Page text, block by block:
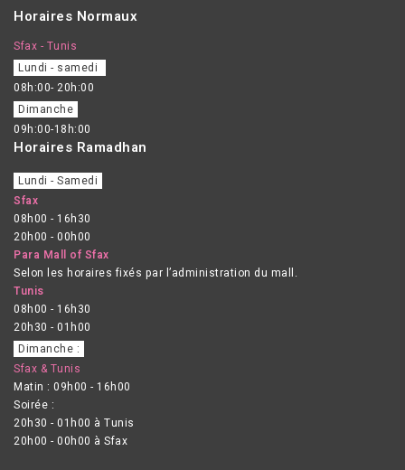
Horaires Normaux
Sfax - Tunis
Lundi - samedi
08h:00- 20h:00
Dimanche
09h:00-18h:00
Horaires Ramadhan
Lundi - Samedi
Sfax
08h00 - 16h30
20h00 - 00h00
Para Mall of Sfax
Selon les horaires fixés par l’administration du mall.
Tunis
08h00 - 16h30
20h30 - 01h00
Dimanche :
Sfax & Tunis
Matin : 09h00 - 16h00
Soirée :
20h30 - 01h00 à Tunis
20h00 - 00h00 à Sfax